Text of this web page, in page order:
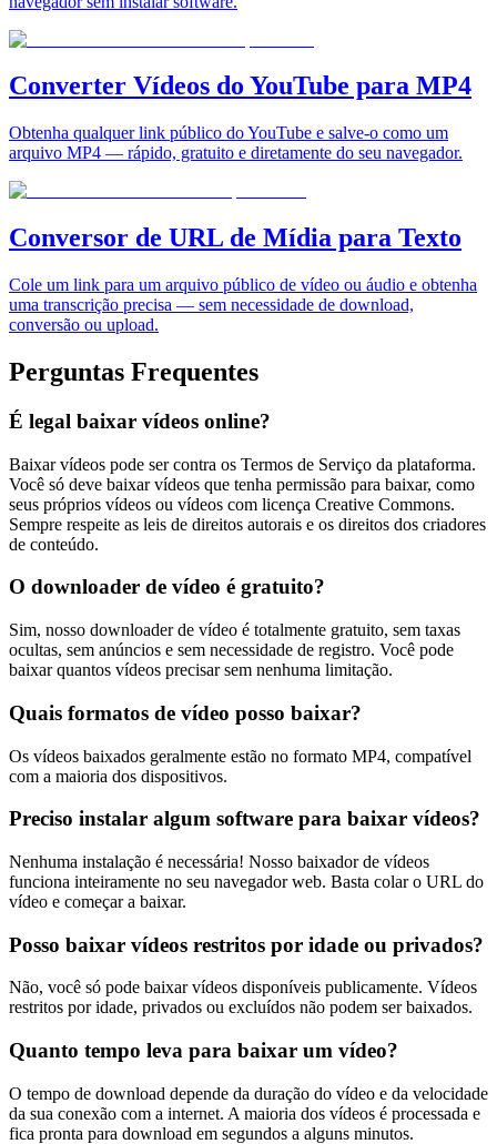
Converter Vídeos do YouTube para MP4
Obtenha qualquer link público do YouTube e salve-o como um
arquivo MP4 — rápido, gratuito e diretamente do seu navegador.
Conversor de URL de Mídia para Texto
Cole um link para um arquivo público de vídeo ou áudio e obtenha
uma transcrição precisa — sem necessidade de download,
conversão ou upload.
Perguntas Frequentes
É legal baixar vídeos online?
Baixar vídeos pode ser contra os Termos de Serviço da plataforma.
Você só deve baixar vídeos que tenha permissão para baixar, como
seus próprios vídeos ou vídeos com licença Creative Commons.
Sempre respeite as leis de direitos autorais e os direitos dos criadores
de conteúdo.
O downloader de vídeo é gratuito?
Sim, nosso downloader de vídeo é totalmente gratuito, sem taxas
ocultas, sem anúncios e sem necessidade de registro. Você pode
baixar quantos vídeos precisar sem nenhuma limitação.
Quais formatos de vídeo posso baixar?
Os vídeos baixados geralmente estão no formato MP4, compatível
com a maioria dos dispositivos.
Preciso instalar algum software para baixar vídeos?
Nenhuma instalação é necessária! Nosso baixador de vídeos
funciona inteiramente no seu navegador web. Basta colar o URL do
vídeo e começar a baixar.
Posso baixar vídeos restritos por idade ou privados?
Não, você só pode baixar vídeos disponíveis publicamente. Vídeos
restritos por idade, privados ou excluídos não podem ser baixados.
Quanto tempo leva para baixar um vídeo?
O tempo de download depende da duração do vídeo e da velocidade
da sua conexão com a internet. A maioria dos vídeos é processada e
fica pronta para download em segundos a alguns minutos.